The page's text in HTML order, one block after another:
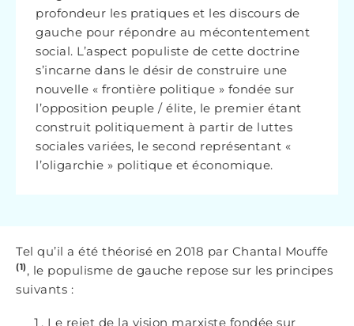
profondeur les pratiques et les discours de
gauche pour répondre au mécontentement
social. L’aspect populiste de cette doctrine
s’incarne dans le désir de construire une
nouvelle « frontière politique » fondée sur
l’opposition peuple / élite, le premier étant
construit politiquement à partir de luttes
sociales variées, le second représentant «
l’oligarchie » politique et économique.
Tel qu’il a été théorisé en 2018 par Chantal Mouffe
(1) , le populisme de gauche repose sur les principes
suivants :
Le rejet de la vision marxiste fondée sur